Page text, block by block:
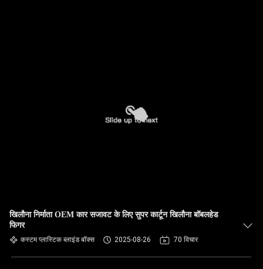
खिलौना निर्माता OEM कार सजावट के लिए सुपर कार्टून खिलौना बॉबलहेड
फिगर
कस्टम प्लास्टिक ब्लाइंड बॉक्स 2025-08-26 70 विचार